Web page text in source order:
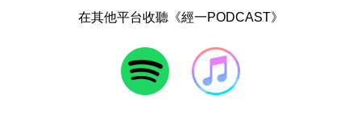
在其他平台收聽《經一PODCAST》